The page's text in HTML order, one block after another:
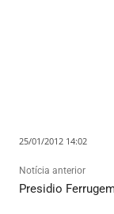
25/01/2012 14:02
Notícia anterior
Presidio